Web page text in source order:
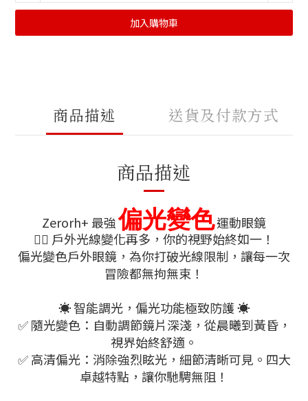
加入購物車
商品描述 送貨及付款方式
商品描述
Zerorh+ 最強偏光變色運動眼鏡
🚴‍♂️ 戶外光線變化再多，你的視野始終如一！
偏光變色戶外眼鏡，為你打破光線限制，讓每一次
冒險都無拘無束！
☀️ 智能調光，偏光功能極致防護 ☀️
✅ 隨光變色：自動調節鏡片深淺，從晨曦到黃昏，
視界始終舒適。
✅ 高清偏光：消除強烈眩光，細節清晰可見。四大
卓越特點，讓你馳騁無阻！